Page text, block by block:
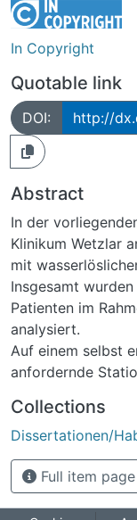
In Copyright
Quotable link
DOI: http://
Abstract
In der vorliegenden Arbeit
Klinikum Wetzlar
mit
Insgesamt
Patienten im
analysiert.
Auf einem selbst
anfordernde
seine Wertung
Der die
Collections
Dissertationen/
Full item page